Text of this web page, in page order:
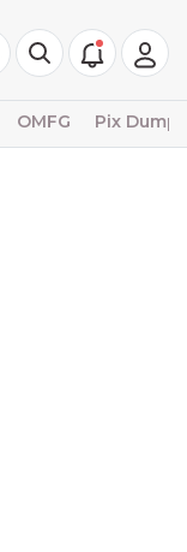
OMFG Pix Dump